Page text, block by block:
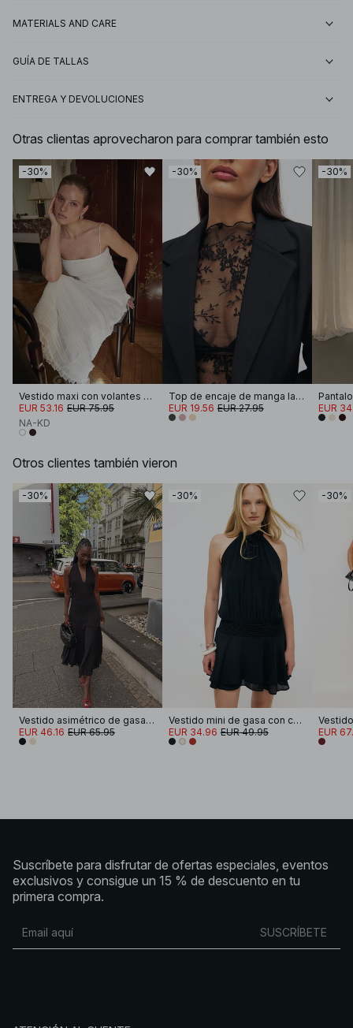
MATERIALS AND CARE
GUÍA DE TALLAS
ENTREGA Y DEVOLUCIONES
Otras clientas aprovecharon para comprar también esto
-30%
Vestido maxi con volantes y smocks
EUR 53.16 EUR 75.95
NA-KD
-30%
Top de encaje de manga larga
EUR 19.56 EUR 27.95
-30%
EUR
Otros clientes también vieron
-30%
Vestido asimétrico de gasa con cuello halter
EUR 46.16 EUR 65.95
-30%
Vestido mini de gasa con cuello halter
EUR 34.96 EUR 49.95
-30%
EUR
Suscríbete para disfrutar de ofertas especiales, eventos
exclusivos y consigue un 15 % de descuento en tu
primera compra.
SUSCRÍBETE